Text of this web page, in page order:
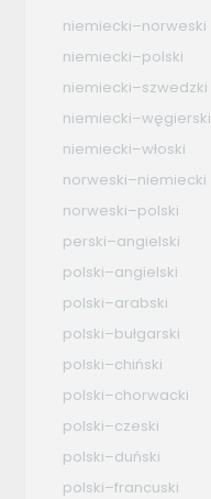
niemiecki–norweski
niemiecki–polski
niemiecki–szwedzki
niemiecki–węgierski
niemiecki–włoski
norweski–niemiecki
norweski–polski
perski–angielski
polski–angielski
polski–arabski
polski–bułgarski
polski–chiński
polski–chorwacki
polski–czeski
polski–duński
polski–francuski